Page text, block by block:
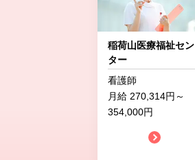
稲荷山医療福祉セン
ター
看護師
月給 270,314円～
354,000円